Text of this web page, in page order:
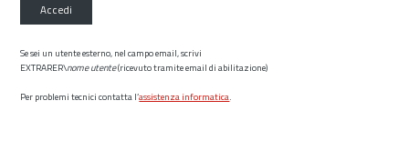
Accedi
Se sei un utente esterno, nel campo email, scrivi
EXTRARER\nome utente(ricevuto tramite email di abilitazione)
Per problemi tecnici contatta l’assistenza informatica.